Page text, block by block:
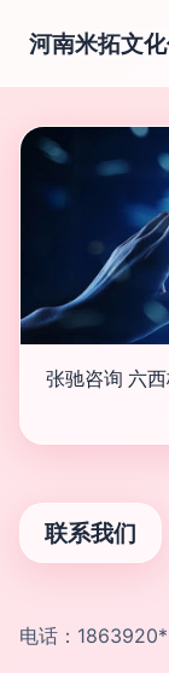
河南米拓文
张驰咨询 六
联系我们
电话：